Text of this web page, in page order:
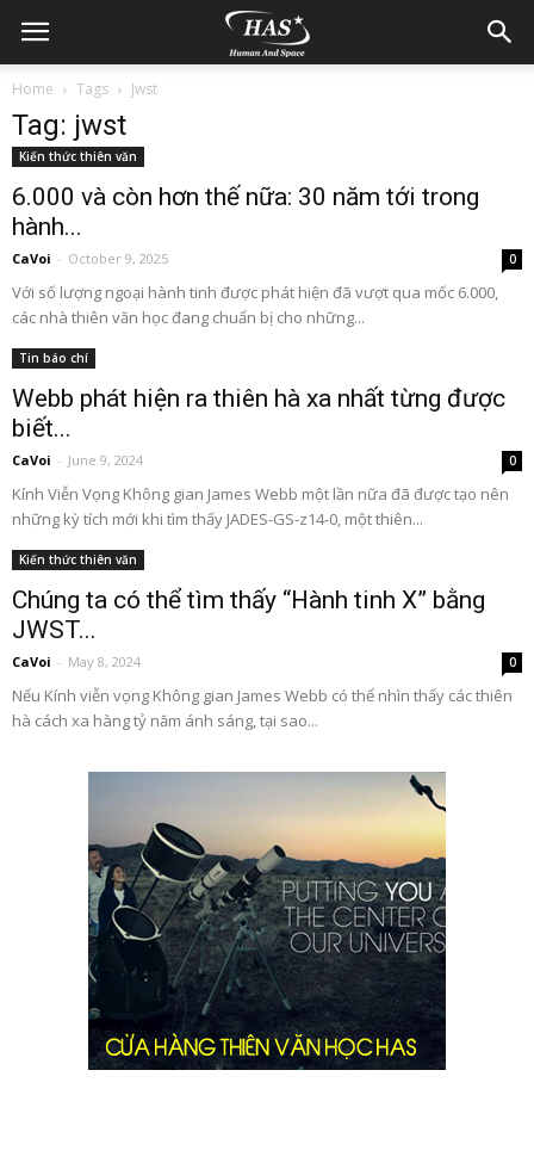
Home Tags Jwst
Tag: jwst
Kiến thức thiên văn
6.000 và còn hơn thế nữa: 30 năm tới trong
hành...
CaVoi - October 9, 2025 0
Với số lượng ngoại hành tinh được phát hiện đã vượt qua mốc 6.000,
các nhà thiên văn học đang chuẩn bị cho những...
Tin báo chí
Webb phát hiện ra thiên hà xa nhất từng được
biết...
CaVoi - June 9, 2024 0
Kính Viễn Vọng Không gian James Webb một lần nữa đã được tạo nên
những kỳ tích mới khi tìm thấy JADES-GS-z14-0, một thiên...
Kiến thức thiên văn
Chúng ta có thể tìm thấy “Hành tinh X” bằng
JWST...
CaVoi - May 8, 2024 0
Nếu Kính viễn vọng Không gian James Webb có thể nhìn thấy các thiên
hà cách xa hàng tỷ năm ánh sáng, tại sao...